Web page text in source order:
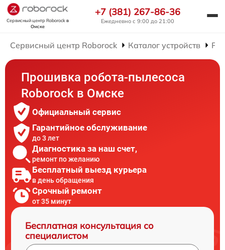
Сервисный центр Roborockв
Омске
+7 (381) 267-86-36
Ежедневно с 9:00 до 21:00
Сервисный центр Roborock Каталог устройств
Прошивка робота-пылесоса
Roborock в Омске
Официальный сервис
Гарантийное обслуживание
до 3 лет
Диагностика за наш счет,
ремонт по желанию
Бесплатный выезд курьера
в день обращения
Срочный ремонт
от 35 минут
Бесплатная консультация со
специалистом